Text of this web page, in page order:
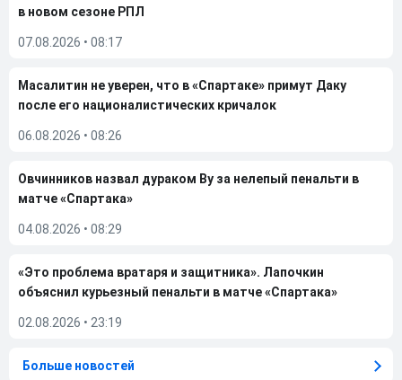
в новом сезоне РПЛ
07.08.2026 • 08:17
Масалитин не уверен, что в «Спартаке» примут Даку
после его националистических кричалок
06.08.2026 • 08:26
Овчинников назвал дураком Ву за нелепый пенальти в
матче «Спартака»
04.08.2026 • 08:29
«Это проблема вратаря и защитника». Лапочкин
объяснил курьезный пенальти в матче «Спартака»
02.08.2026 • 23:19
Больше новостей